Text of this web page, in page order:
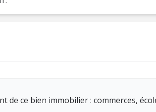
de ce bien immobilier : commerces,